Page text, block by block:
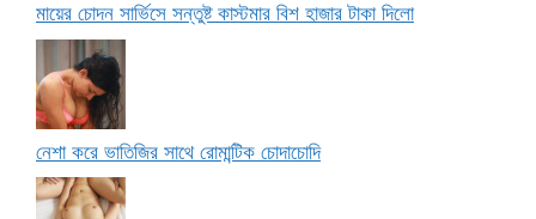
মায়ের চোদন সার্ভিসে সন্তুষ্ট কাস্টমার বিশ হাজার টাকা দিলো
নেশা করে ভাতিজির সাথে রোমান্টিক চোদাচোদি